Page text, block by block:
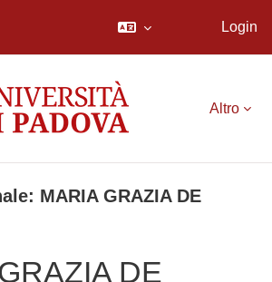
Login
Altro
MARIA GRAZIA DE
DE